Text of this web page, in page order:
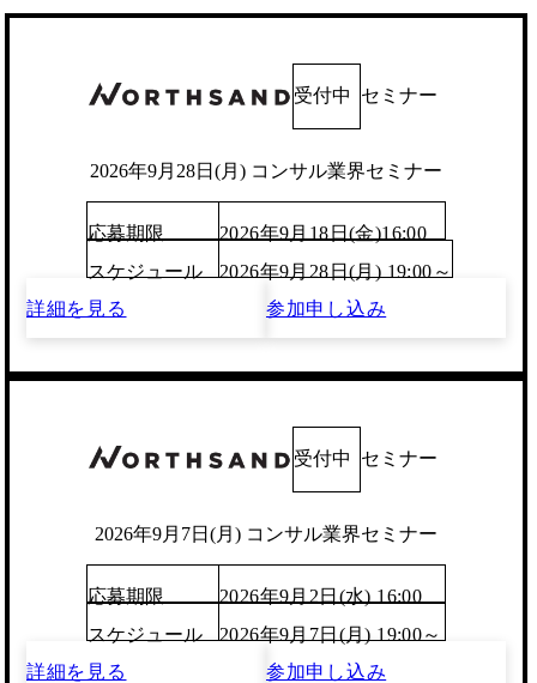
受付中 セミナー
2026年9月28日(月) コンサル業界セミナー
応募期限
2026年9月18日(金)16:00
スケジュール
2026年9月28日(月) 19:00～
詳細を見る
参加申し込み
受付中 セミナー
2026年9月7日(月) コンサル業界セミナー
応募期限
2026年9月2日(水) 16:00
スケジュール
2026年9月7日(月) 19:00～
詳細を見る
参加申し込み